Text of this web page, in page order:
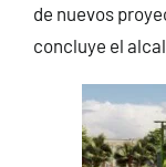
de nuevos
concluye el